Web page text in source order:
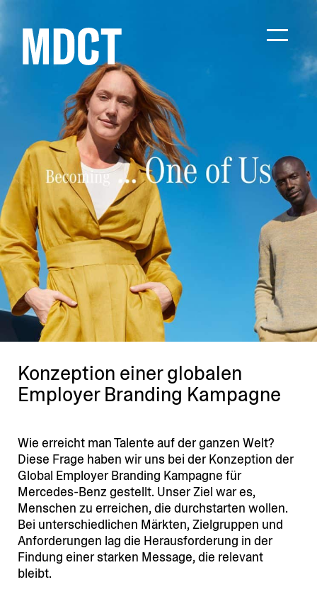
Konzeption einer globalen
Employer Branding Kampagne
Wie erreicht man Talente auf der ganzen Welt?
Diese Frage haben wir uns bei der Konzeption der
Global Employer Branding Kampagne für
Mercedes-Benz gestellt. Unser Ziel war es,
Menschen zu erreichen, die durch­starten wollen.
Bei unter­schied­lichen Märkten, Zielgruppen und
Anfor­de­rungen lag die Heraus­for­derung in der
Findung einer starken Message, die relevant
bleibt.